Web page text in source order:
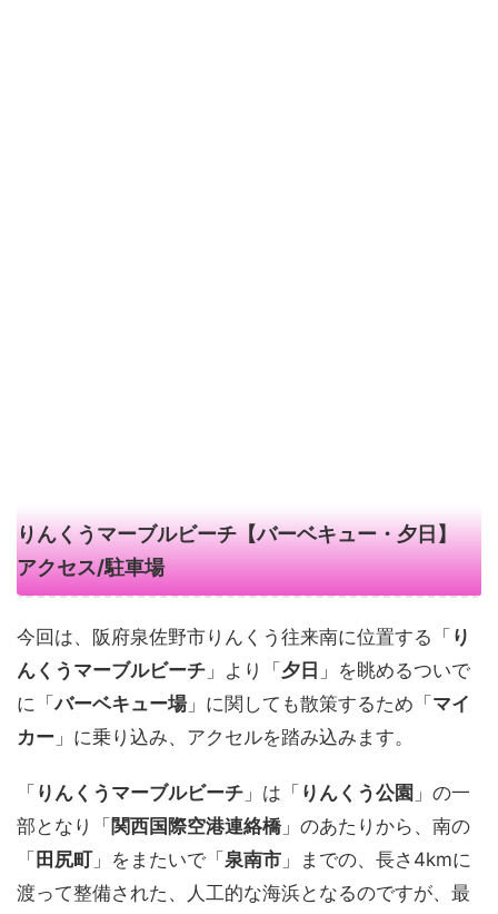
りんくうマーブルビーチ【バーベキュー・夕日】
アクセス/駐車場
今回は、阪府泉佐野市りんくう往来南に位置する「 り
んくうマーブルビーチ 」より「 夕日 」を眺めるついで
に「バーベキュー場」に関しても散策するため「 マイ
カー 」に乗り込み、アクセルを踏み込みます。
「 りんくうマーブルビーチ 」は「 りんくう公園 」の一
部となり「 関西国際空港連絡橋」のあたりから、南の
「 田尻町」をまたいで「 泉南市 」までの、長さ4kmに
渡って整備された、人工的な海浜となるのですが、最